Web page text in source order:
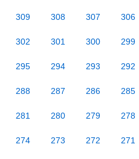
309 308 307 306
302 301 300 299
295 294 293 292
288 287 286 285
281 280 279 278
274 273 272 271